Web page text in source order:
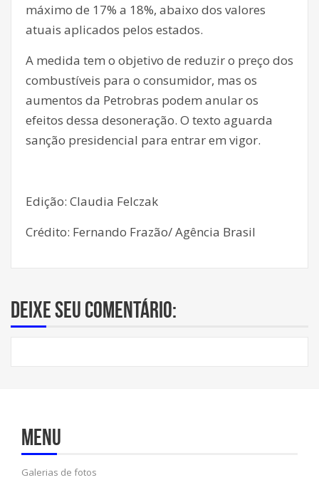
máximo de 17% a 18%, abaixo dos valores
atuais aplicados pelos estados.
A medida tem o objetivo de reduzir o preço dos
combustíveis para o consumidor, mas os
aumentos da Petrobras podem anular os
efeitos dessa desoneração. O texto aguarda
sanção presidencial para entrar em vigor.
Edição: Claudia Felczak
Crédito: Fernando Frazão/ Agência Brasil
Deixe seu comentário:
Menu
Galerias de fotos